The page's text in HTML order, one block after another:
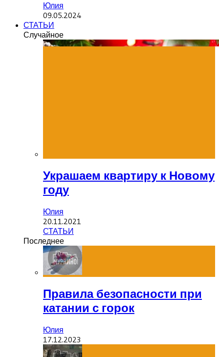
Юлия
09.05.2024
СТАТЬИ
Случайное
Украшаем квартиру к Новому
году
Юлия
20.11.2021
СТАТЬИ
Последнее
Правила безопасности при
катании с горок
Юлия
17.12.2023